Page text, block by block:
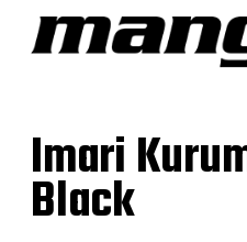
Imari
Black